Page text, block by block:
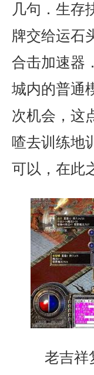
几句．生
牌交给运石
合击加速器
城内的普通
次机会，这
喳去训练地
可以，在此
老吉祥